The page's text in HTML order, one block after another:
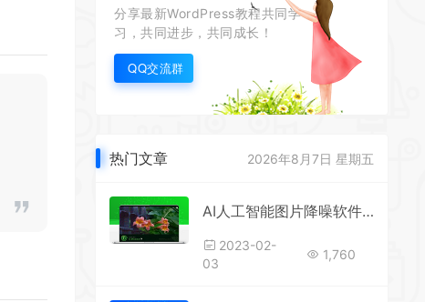
分享最新WordPress教程共同学
习，共同进步，共同成长！
QQ交流群
热门文章 2026年8月7日 星期五
AI人工智能图片降噪软件Topaz DeNoise AI
2023-02-
03
1,760